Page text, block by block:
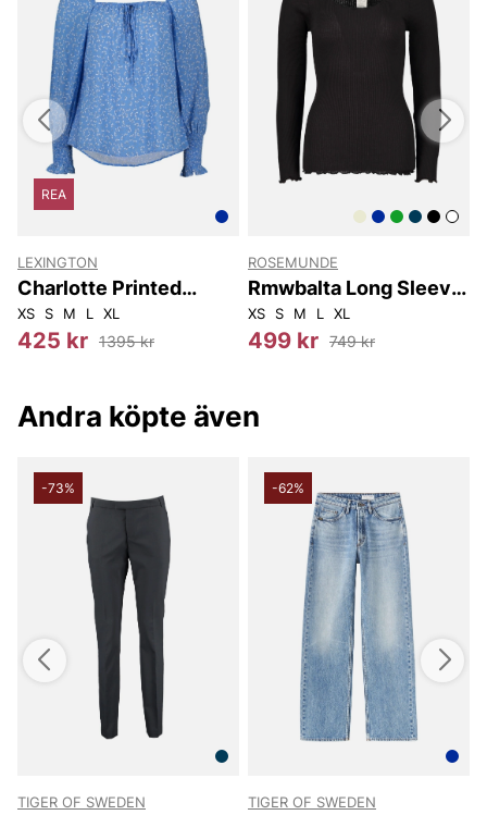
REA
LEXINGTON
Charlotte Printed
Blouse
XS S M L XL
425 kr 1395 kr
ROSEMUNDE
Rmwbalta Long Sleeve
Blouse
XS S M L XL
499 kr 749 kr
Andra köpte även
-73%
TIGER OF SWEDEN
-62%
TIGER OF SWEDEN